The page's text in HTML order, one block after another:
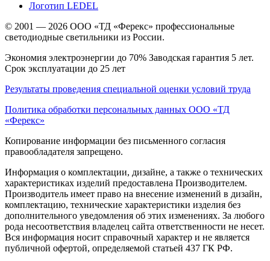
Логотип LEDEL
© 2001 — 2026 ООО «ТД «Ферекс» профессиональные
светодиодные светильники из России.
Экономия электроэнергии до 70% Заводская гарантия 5 лет.
Срок эксплуатации до 25 лет
Результаты проведения специальной оценки условий труда
Политика обработки персональных данных ООО «ТД
«Ферекс»
Копирование информации без письменного согласия
правообладателя запрещено.
Информация о комплектации, дизайне, а также о технических
характеристиках изделий предоставлена Производителем.
Производитель имеет право на внесение изменений в дизайн,
комплектацию, технические характеристики изделия без
дополнительного уведомления об этих изменениях. За любого
рода несоответствия владелец сайта ответственности не несет.
Вся информация носит справочный характер и не является
публичной офертой, определяемой статьей 437 ГК РФ.